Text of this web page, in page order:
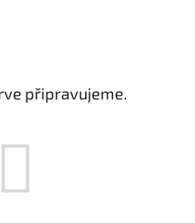
připravujeme.